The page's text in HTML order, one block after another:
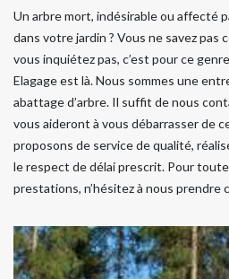
Un arbre mort, indésirable ou affecté
dans votre jardin ? Vous ne savez pas
vous inquiétez pas, c’est pour ce
Elagage est là. Nous sommes une
abattage d’arbre. Il suffit de nous
vous aideront à vous débarrasser de
proposons de service de qualité,
le respect de délai prescrit. Pour
prestations, n’hésitez à nous prendre